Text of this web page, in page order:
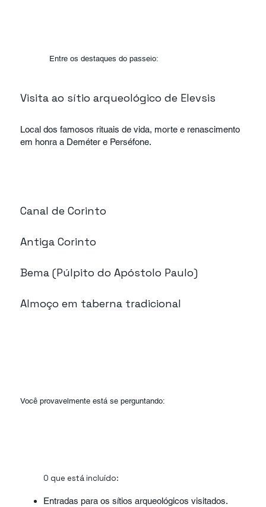
Entre os destaques do passeio:
Visita ao sítio arqueológico de Elevsis
Local dos famosos rituais de vida, morte e renascimento
em honra a Deméter e Perséfone.
Canal de Corinto
Antiga Corinto
Bema (Púlpito do Apóstolo Paulo)
Almoço em taberna tradicional
Você provavelmente está se perguntando:
O que está incluído:
Entradas para os sítios arqueológicos visitados.